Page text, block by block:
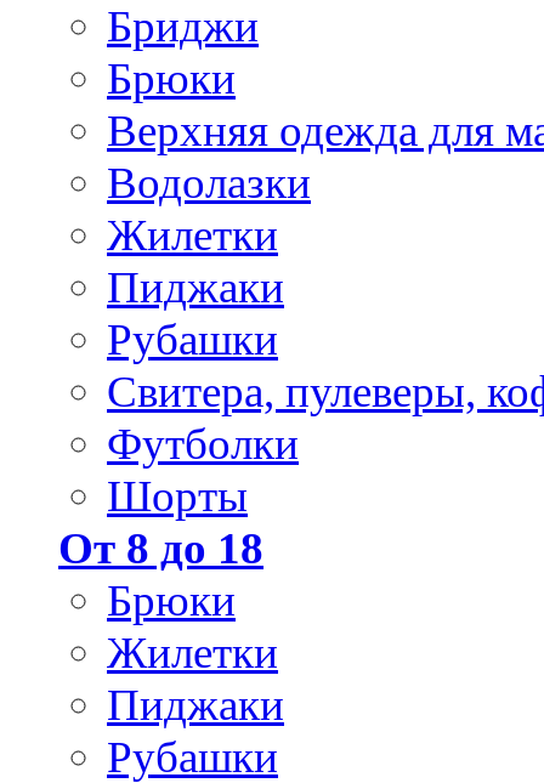
Бриджи
Брюки
Верхняя одежда для
Водолазки
Жилетки
Пиджаки
Рубашки
Свитера, пулеверы,
Футболки
Шорты
От 8 до 18
Брюки
Жилетки
Пиджаки
Рубашки